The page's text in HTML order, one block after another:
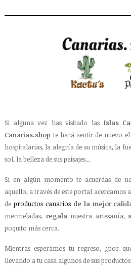
Si alguna vez has visitado las Islas
Canarias.shop te hará sentir de nuevo
hospitalarias, la alegría de su música, la
sol, la belleza de sus paisajes...
Si en algún momento te acuerdas de
aquello, a través de este portal acercamos
de productos canariosde la mejor
mermeladas, regalanuestra artesanía,
poquito más cerca.
Mientras esperamos tu regreso, ¿por
llevando a tu casa algunos de sus